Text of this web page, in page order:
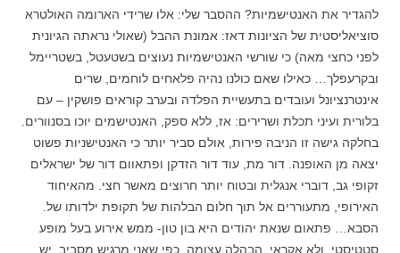
להגדיר את האנטישמיות? ההסבר שלי: אלו שרידי הארומה האולטרא
סוציאליסטית של הציונות דאז: אמונת ההבל (שאולי נראתה הגיונית
לפני כחצי מאה) כי שורשי האנטישמיות נעוצים בשטעטל, בשטריימל
ובקרעפלך… כאילו שאם כולנו נהיה פלאחים לוחמים, שרים
אינטרנציונל ועובדים בתעשיית הפלדה ובערב קוראים פושקין – עם
בלורית ועיני תכלת ושרירים: אז, ללא ספק, האנטישמים יוכו בסנוורים.
בחלקה גישה זו הניבה פירות, אולם סביר יותר כי האנטישניות פשוט
יצאה מן האופנה. דור מת, עוד דור הזדקן ופתאוום דור של ישראלים
זקופי גב, דוברי אנגלית ובטוח יותר חרוצים מאשר חצי. מהאיחוד
האירופי, מתעוררים אל תוך חלום הבלהות של תקופת ילדותו של.
הסבא… פתאום שנאת יהודים היא בון טון- ממש אירוע בעל מופע
סטטיסטי, ולא אקראי. הבהלה עצומה, כפי שאני מרגיש מסביב. יש